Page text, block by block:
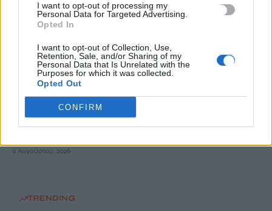
I want to opt-out of processing my
Personal Data for Targeted Advertising.
Opted In
I want to opt-out of Collection, Use,
Retention, Sale, and/or Sharing of my
Personal Data that Is Unrelated with the
Purposes for which it was collected.
Opted Out
CONFIRM
θερμοκρασία ξεπέρασε τους 39 βαθμούς
9 Αυγούστου, 2026
Πάρος: Στο μικροσκόπιο τα μέτρα ασφαλείας στο beach bar
όπου πνίγηκε ο 4χρονος – Τι εξετάζεται
9 Αυγούστου, 2026
9 Αυγούστου, 2026
TRENDING